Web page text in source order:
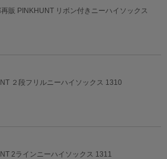
販 PINKHUNT リボン付きニーハイソックス
２段フリルニーハイソックス 1310
2ラインニーハイソックス 1311